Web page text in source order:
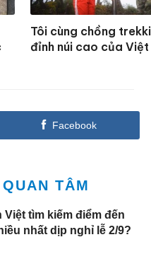
Tôi cùng chồng
đỉnh núi cao của Việt
Facebook
TÂM
Việt tìm kiếm điểm đến
nhất dịp nghỉ lễ 2/9?